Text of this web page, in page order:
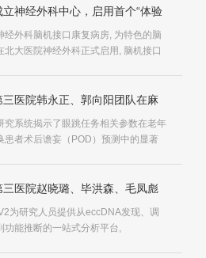
神经外科中心，启用首个“体验
经外科脑机接口康复病房, 为特色的脑
北大医院神经外科正式启用, 脑机接口
医院韩永正、郭向阳团队在麻
期风险筛查提供新方案
究系统揭示了眼跳任务相关参数在老年
患者术后谵妄（POD）预测中的显著
物标志物的核心价值——通过评估注
三医院赵晓璐、毕洪森、毛凤彪
注释资...
为研究人员提供从eccDNA发现、调
功能推断的一站式分析平台,